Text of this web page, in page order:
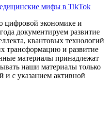
мифы в TikTok
цифровой экономике и
документируем развитие
квантовых технологий
трансформацию и развитие
материалы принадлежат
наши материалы только
и с указанием активной